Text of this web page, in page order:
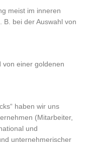
meist im inneren
B. bei der Auswahl von
haben wir uns
(Mitarbeiter,
und
unternehmerischer